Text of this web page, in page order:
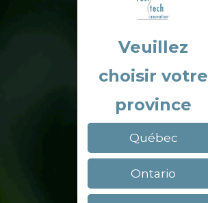
Veuillez
choisir votre
province
Québec
Ontario